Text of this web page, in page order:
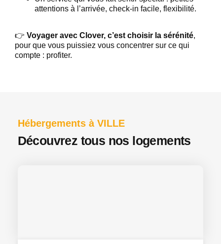
attentions à l’arrivée, check-in facile, flexibilité.
👉 Voyager avec Clover, c’est choisir la sérénité,
pour que vous puissiez vous concentrer sur ce qui
compte : profiter.
Hébergements à VILLE
Découvrez tous nos logements